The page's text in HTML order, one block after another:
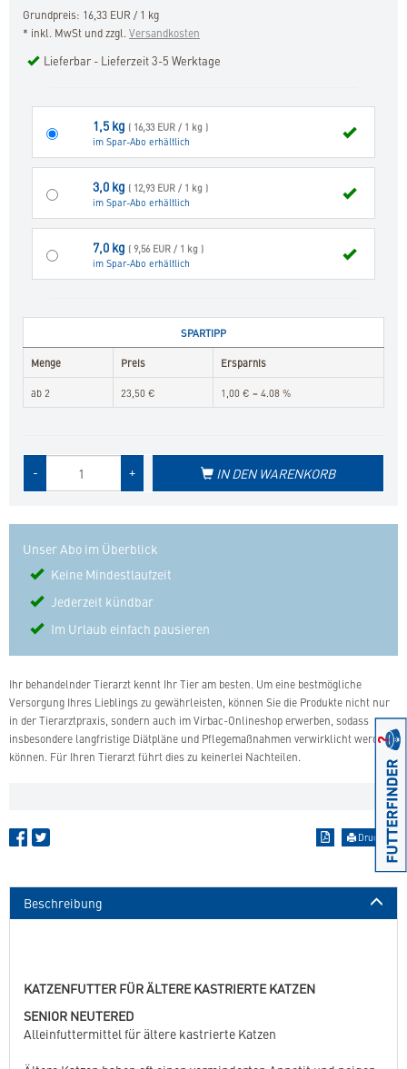
Grundpreis: 16,33 EUR / 1 kg
* inkl. MwSt und zzgl. Versandkosten
Lieferbar - Lieferzeit 3-5 Werktage
1,5 kg ( 16,33 EUR / 1 kg )
im Spar-Abo erhältlich
3,0 kg ( 12,93 EUR / 1 kg )
im Spar-Abo erhältlich
7,0 kg ( 9,56 EUR / 1 kg )
im Spar-Abo erhältlich
SPARTIPP
Menge Preis Ersparnis
ab 2 23,50 € 1,00 € = 4.08 %
+
- IN DEN WARENKORB
Unser Abo im Überblick
Keine Mindestlaufzeit
Jederzeit kündbar
Im Urlaub einfach pausieren
Ihr behandelnder Tierarzt kennt Ihr Tier am besten. Um eine bestmögliche
Versorgung Ihres Lieblings zu gewährleisten, können Sie die Produkte nicht nur
in der Tierarztpraxis, sondern auch im Virbac-Onlineshop erwerben, sodass
insbesondere langfristige Diätpläne und Pflegemaßnahmen verwirklicht werden
können. Für Ihren Tierarzt führt dies zu keinerlei Nachteilen.
Drucken
Beschreibung
KATZENFUTTER FÜR ÄLTERE KASTRIERTE KATZEN
SENIOR NEUTERED
Alleinfuttermittel für ältere kastrierte Katzen